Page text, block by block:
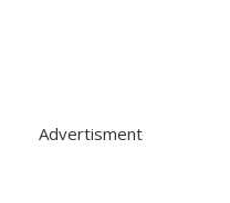
Advertisment